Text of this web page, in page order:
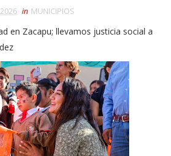
in MUNICIPIOS
en Zacapu; llevamos justicia social a